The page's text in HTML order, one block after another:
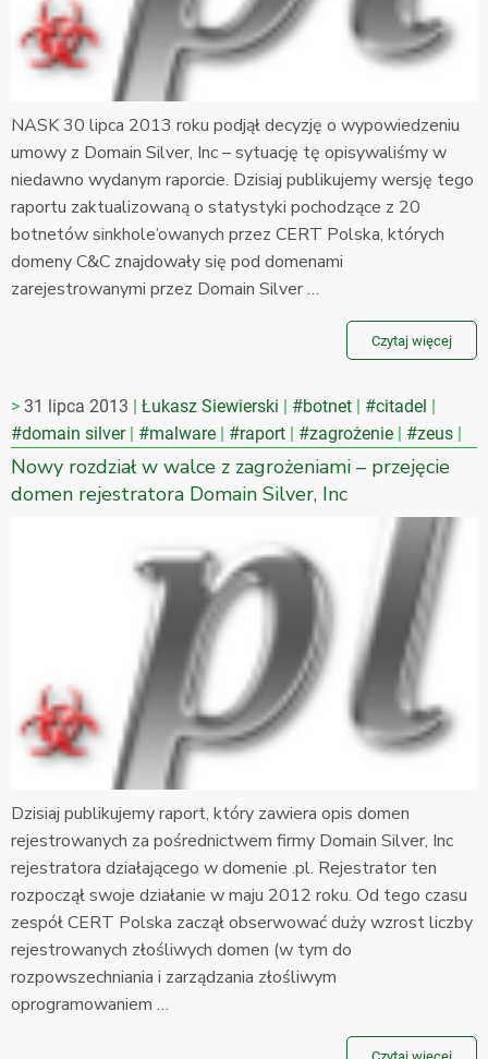
NASK 30 lipca 2013 roku podjął decyzję o wypowiedzeniu
umowy z Domain Silver, Inc – sytuację tę opisywaliśmy w
niedawno wydanym raporcie. Dzisiaj publikujemy wersję tego
raportu zaktualizowaną o statystyki pochodzące z 20
botnetów sinkhole’owanych przez CERT Polska, których
domeny C&C znajdowały się pod domenami
zarejestrowanymi przez Domain Silver …
Czytaj więcej
31 lipca 2013 Łukasz Siewierski #botnet
#citadel
#domain silver
#malware #raport #zagrożenie #zeus
Nowy rozdział w walce z zagrożeniami – przejęcie
domen rejestratora Domain Silver, Inc
Dzisiaj publikujemy raport, który zawiera opis domen
rejestrowanych za pośrednictwem firmy Domain Silver, Inc
rejestratora działającego w domenie .pl. Rejestrator ten
rozpoczął swoje działanie w maju 2012 roku. Od tego czasu
zespół CERT Polska zaczął obserwować duży wzrost liczby
rejestrowanych złośliwych domen (w tym do
rozpowszechniania i zarządzania złośliwym
oprogramowaniem …